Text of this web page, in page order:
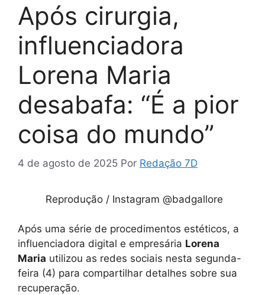
Após cirurgia,
influenciadora
Lorena Maria
desabafa: “É a pior
coisa do mundo”
4 de agosto de 2025 Por Redação 7D
Reprodução / Instagram @badgallore
Após uma série de procedimentos estéticos, a
influenciadora digital e empresária Lorena
Maria utilizou as redes sociais nesta segunda-
feira (4) para compartilhar detalhes sobre sua
recuperação.